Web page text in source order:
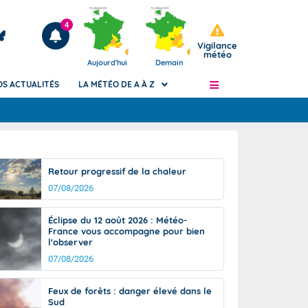
Articles
4
Aujourd'hui Demain
Vigilance
météo
de
Phénomènes dangereux de J+2 à J+7
Avertissement pluies intenses à l'échelle
des communes (Apic)
Bulletins Marine
Bulletins d'estimation du risque
d'avalanche
Météo des forêts
Vigicrues
ACTUALITÉS LA MÉTÉO DE A À Z
Retour progressif de la chaleur
07/08/2026
Éclipse du 12 août 2026 : Météo-
France vous accompagne pour bien
l'observer
07/08/2026
Feux de forêts : danger élevé dans le
Sud